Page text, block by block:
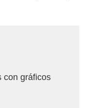
con gráficos